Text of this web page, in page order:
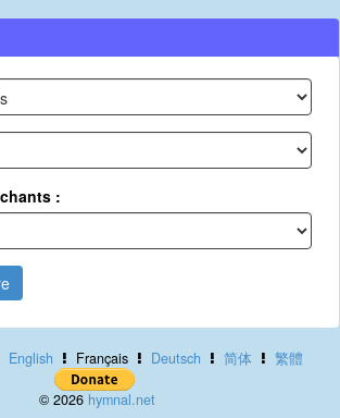
:
English Français Deutsch 简体 繁體
© 2026 hymnal.net